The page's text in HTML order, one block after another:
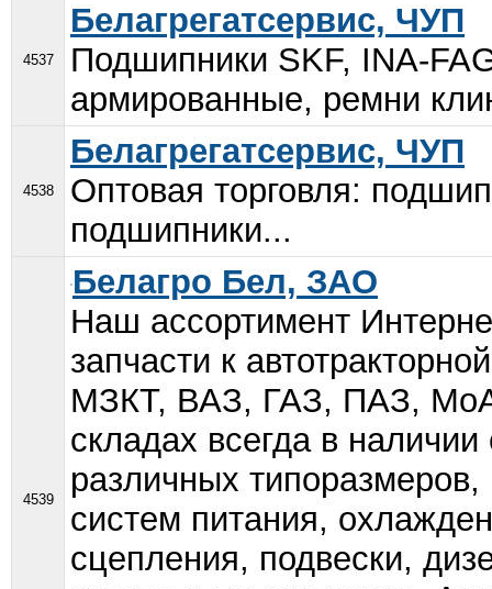
4537
Белагрегатсервис, ЧУП
Подшипники SKF, INA-
армированные, ремни
4538
Белагрегатсервис, ЧУП
Оптовая торговля:
подшипники...
4539
Белагро Бел, ЗАО
Наш ассортимент
запчасти к
МЗКТ, ВАЗ, ГАЗ, ПАЗ,
складах всегда в
различных
систем питания,
сцепления, подвески,